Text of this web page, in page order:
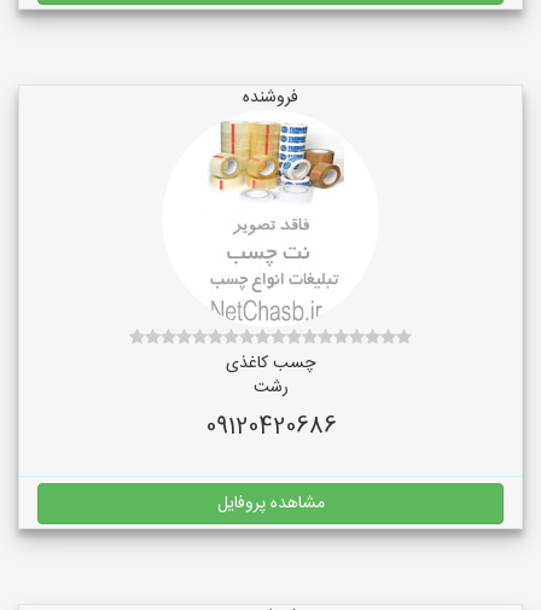
فروشنده
چسب کاغذی
رشت
09120420686
مشاهده پروفایل